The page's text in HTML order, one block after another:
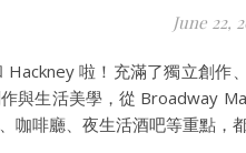
June 22,
啦！充滿了獨立創作
與生活美學，從 Broadway
咖啡廳、夜生活酒吧等重點，